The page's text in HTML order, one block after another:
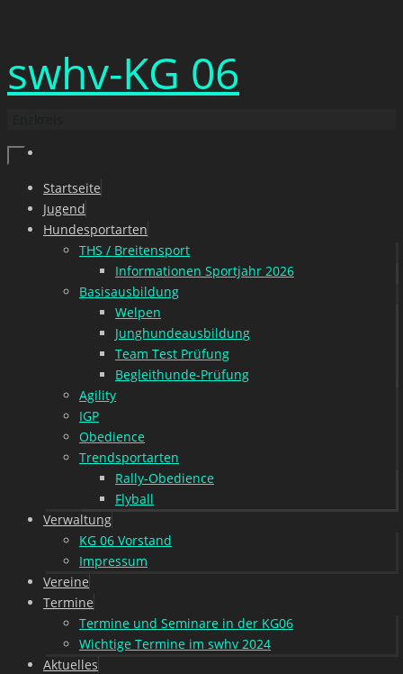
Inhalt
springen
swhv-KG 06
Zum
Inhalt
springen
Startseite
Jugend
Hundesportarten
THS / Breitensport
Informationen Sportjahr 2026
Basisausbildung
Welpen
Junghundeausbildung
Team Test Prüfung
Begleithunde-Prüfung
Agility
IGP
Obedience
Trendsportarten
Rally-Obedience
Flyball
Verwaltung
KG 06 Vorstand
Impressum
Vereine
Termine
Termine und Seminare in der KG06
Wichtige Termine im swhv 2024
Aktuelles